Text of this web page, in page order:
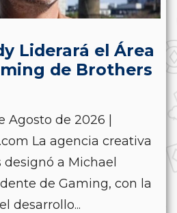
Liderará el Área
de Brothers
Agosto de 2026 |
La agencia creativa
a Michael
de Gaming, con la
desarrollo...